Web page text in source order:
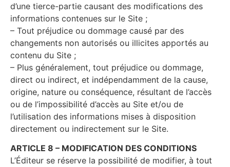
d’une tierce-partie causant des modifications des
informations contenues sur le Site ;
– Tout préjudice ou dommage causé par des
changements non autorisés ou illicites apportés au
contenu du Site ;
– Plus généralement, tout préjudice ou dommage,
direct ou indirect, et indépendamment de la cause,
origine, nature ou conséquence, résultant de l’accès
ou de l’impossibilité d’accès au Site et/ou de
l’utilisation des informations mises à disposition
directement ou indirectement sur le Site.
ARTICLE 8 – MODIFICATION DES CONDITIONS
L’Éditeur se réserve la possibilité de modifier, à tout